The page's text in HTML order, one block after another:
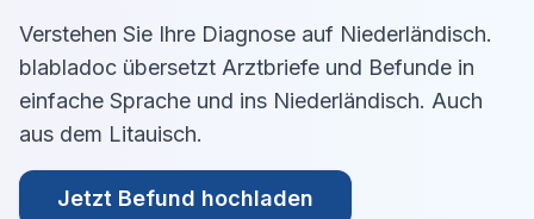
Verstehen Sie Ihre Diagnose auf Niederländisch.
blabladoc übersetzt Arztbriefe und Befunde in
einfache Sprache und ins Niederländisch. Auch
aus dem Litauisch.
Jetzt Befund hochladen